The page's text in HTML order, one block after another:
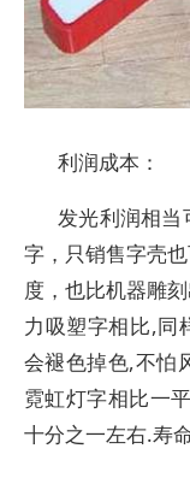
利润成本：
发光利润相当
字，只销售字壳
度，也比机器雕
力吸塑字相比,同
会褪色掉色,不怕
霓虹灯字相比一
十分之一左右.寿